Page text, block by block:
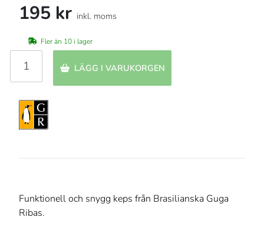
195 kr inkl. moms
Fler än 10 i lager
LÄGG I VARUKORGEN
Funktionell och snygg keps från Brasilianska Guga
Ribas.